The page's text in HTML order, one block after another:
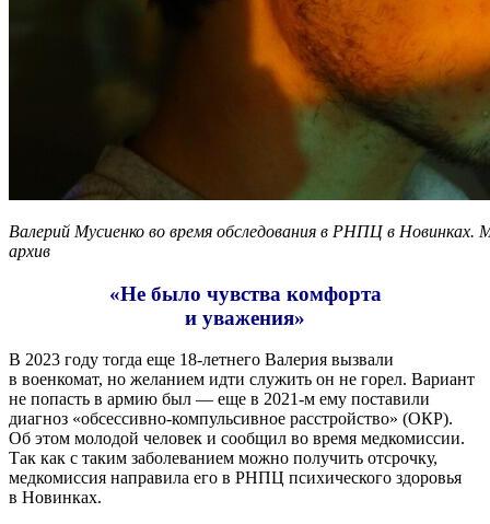
Валерий Мусиенко во время обследования в РНПЦ в
архив
«Не было чувства комфорта
и уважения»
В 2023 году тогда еще 18-летнего Валерия вызвали
в военкомат, но желанием идти служить он не горел. Вариант
не попасть в армию был — еще в 2021-м ему поставили
диагноз «обсессивно-компульсивное расстройство» (ОКР).
Об этом молодой человек и сообщил во время медкомиссии.
Так как с таким заболеванием можно получить отсрочку,
медкомиссия направила его в РНПЦ психического здоровья
в Новинках.